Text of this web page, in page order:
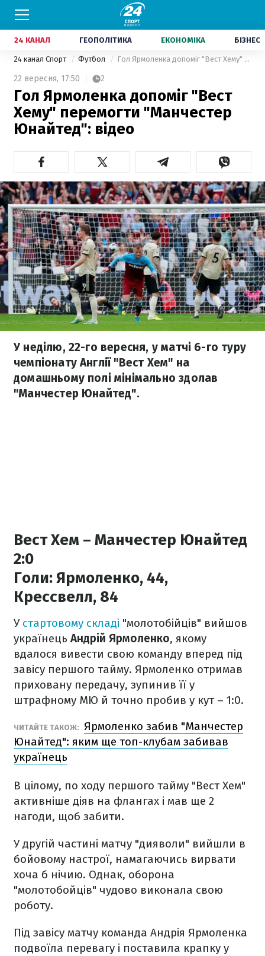
24 КАНАЛ ГЕОПОЛІТИКА ЕКОНОМІКА БІЗНЕС
24 канал Спорт Футбол Гол Ярмоленка допоміг "Вест Хему" перемогти "Манчестер Юнайтед": відео
22 вересня, 17:50 2
Гол Ярмоленка допоміг "Вест
Хему" перемогти "Манчестер
Юнайтед": відео
У неділю, 22-го вересня, у матчі 6-го туру
чемпіонату Англії "Вест Хем" на
домашньому полі мінімально здолав
"Манчестер Юнайтед".
Вест Хем – Манчестер Юнайтед
2:0
Голи:Ярмоленко, 44,
Крессвелл, 84
У стартовому складі "молотобійців" вийшов
українець Андрій Ярмоленко, якому
вдалося вивести свою команду вперед під
завісу першого тайму. Ярмоленко отримав
приховану передачу, зупинив її у
штрафному МЮ й точно пробив у кут – 1:0.
ЧИТАЙТЕ ТАКОЖ: Ярмоленко забив "Манчестер
Юнайтед": яким ще топ-клубам забивав
українець
В цілому, по ходу першого тайму "Вест Хем"
активніше діяв на флангах і мав ще 2
нагоди, щоб забити.
У другій частині матчу "дияволи" вийшли в
бойовому настрої, намагаючись вирвати
хоча б нічию. Однак, оборона
"молотобойців" чудово виконала свою
роботу.
Під завісу матчу команда Андрія Ярмоленка
подвоїла перевагу і поставила крапку у